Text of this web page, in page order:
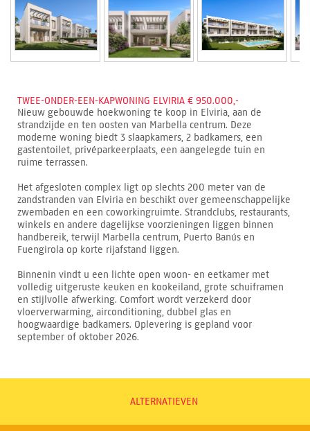
TWEE-ONDER-EEN-KAPWONING ELVIRIA € 950.000,-
Nieuw gebouwde hoekwoning te koop in Elviria, aan de
strandzijde en ten oosten van Marbella centrum. Deze
moderne woning biedt 3 slaapkamers, 2 badkamers, een
gastentoilet, privéparkeerplaats, een aangelegde tuin en
ruime terrassen.
Het afgesloten complex ligt op slechts 200 meter van de
zandstranden van Elviria en beschikt over gemeenschappelijke
zwembaden en een coworkingruimte. Strandclubs, restaurants,
winkels en andere dagelijkse voorzieningen liggen binnen
handbereik, terwijl Marbella centrum, Puerto Banús en
Fuengirola op korte rijafstand liggen.
Binnenin vindt u een lichte open woon- en eetkamer met
volledig uitgeruste keuken en kookeiland, grote schuiframen
en stijlvolle afwerking. Comfort wordt verzekerd door
vloerverwarming, airconditioning, dubbel glas en
hoogwaardige badkamers. Oplevering is gepland voor
september of oktober 2026.
ALTERNATIEVEN